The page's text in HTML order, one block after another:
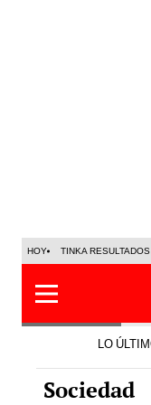
HOY TINKA RESULTADOS
Sociedad